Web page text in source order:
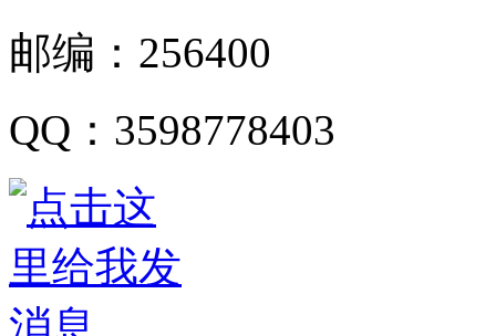
邮编： 256400
QQ ： 3598778403